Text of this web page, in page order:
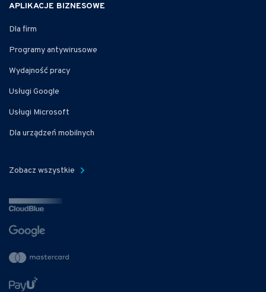
APLIKACJE BIZNESOWE
Dla firm
Programy antywirusowe
Wydajność pracy
Usługi Google
Usługi Microsoft
Dla urządzeń mobilnych
Zobacz wszystkie